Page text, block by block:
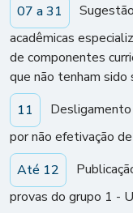
07 a 31
acadêmicas
de componentes
que não tenham
11
Desligamento
por não efetivação
Até 12
provas do grupo 1 -